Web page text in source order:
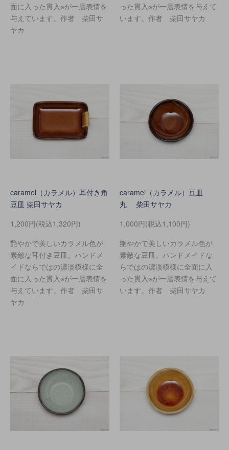
面に入った貫入※が一層表情を
与えています。作者 柴田サ
ヤカ
った貫入※が一層表情を与えて
います。作者 柴田サヤカ
caramel（カラメル）耳付き角
豆皿 柴田サヤカ
1,200円(税込1,320円)
艶やかで美しいカラメル色が
素敵な耳付き豆皿。ハンドメ
イドならではの濃淡模様に全
面に入った貫入※が一層表情を
与えています。作者 柴田サ
ヤカ
caramel（カラメル）豆皿
丸 柴田サヤカ
1,000円(税込1,100円)
艶やかで美しいカラメル色が
素敵な豆皿。ハンドメイドな
らではの濃淡模様に全面に入
った貫入※が一層表情を与えて
います。作者 柴田サヤカ